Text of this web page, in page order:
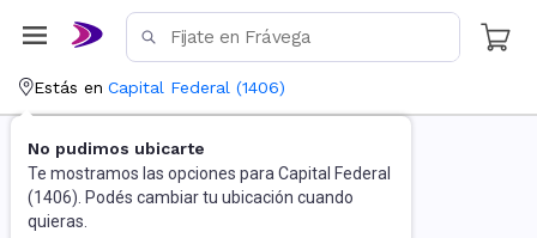
Estás en Capital Federal (1406)
No pudimos ubicarte
Te mostramos las opciones para Capital Federal
(1406). Podés cambiar tu ubicación cuando
quieras.